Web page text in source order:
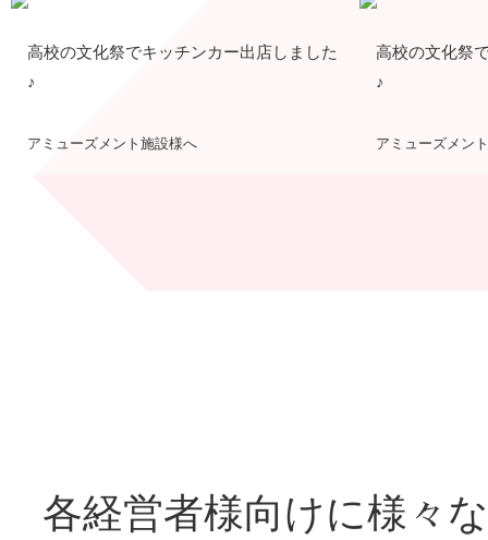
高校の文化祭でキッチンカー出店しました
♪
アミューズメント施設様へ
高校の文化祭
♪
アミューズメン
各経営者様向けに様々